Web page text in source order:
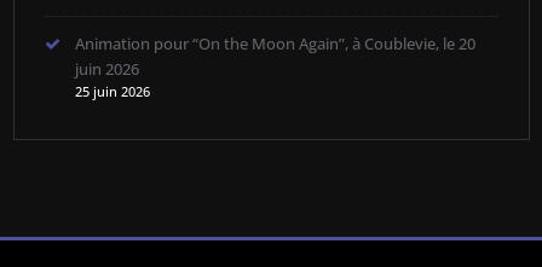
Animation pour “On the Moon Again”, à Coublevie, le 20
juin 2026
25 juin 2026